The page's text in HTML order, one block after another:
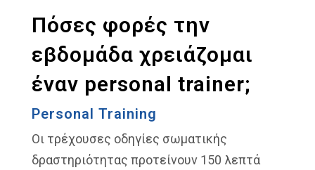
Πόσες φορές την
εβδομάδα χρειάζομαι
έναν personal trainer;
Personal Training
Οι τρέχουσες οδηγίες σωματικής
δραστηριότητας προτείνουν 150 λεπτά